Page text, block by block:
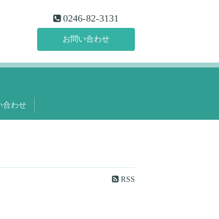
0246-82-3131
お問い合わせ
合わせ
RSS